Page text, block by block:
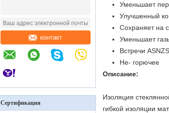
контакт
Сертификация
Уменьшает
Улучшенный
Сохраняет на
Уменьшает
Встречи
Не- горючее
Описание:
Изоляция
гибкой изоляции